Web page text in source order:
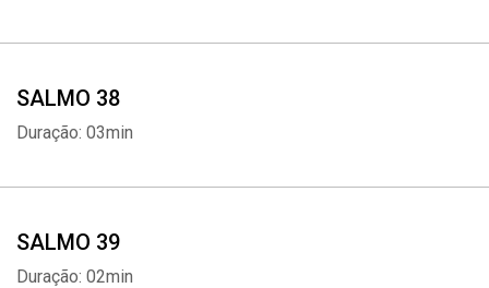
SALMO 38
Duração: 03min
SALMO 39
Duração: 02min